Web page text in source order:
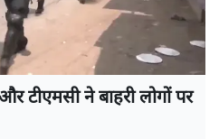
टीएमसी ने बाहरी लोगों पर